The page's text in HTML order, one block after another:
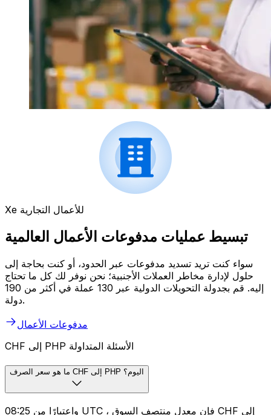
Xe للأعمال التجارية
تبسيط عمليات مدفوعات الأعمال العالمية
سواء كنت تريد تسديد مدفوعات عبر الحدود، أو كنت بحاجة إلى
حلول لإدارة مخاطر العملات الأجنبية؛ نحن نوفر لك كل ما تحتاج
إليه. قم بجدولة التحويلات الدولية عبر 130 عملة في أكثر من 190
دولة.
مدفوعات الأعمال
CHF إلى PHP الأسئلة المتداولة
ما هو سعر الصرف CHF إلى PHP اليوم؟
واعتبارًا من 08:25 UTC ، فإن معدل منتصف السوق CHF إلى